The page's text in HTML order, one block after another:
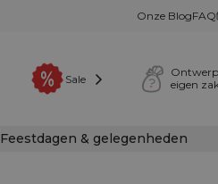
Onze BlogFAQ
Sale
eigen
Feestdagen & gelegenheden